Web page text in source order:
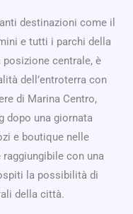
destinazioni come il
e tutti i parchi della
posizione centrale, è
dell’entroterra con
di Marina Centro,
dopo una giornata
e boutique nelle
con una
la possibilità di
della città.